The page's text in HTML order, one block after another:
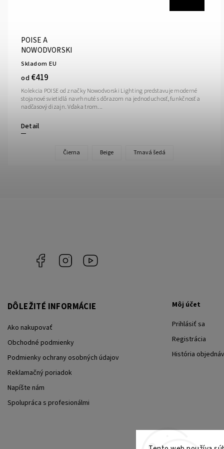
POISE A
NOWODVORSKI
Skladom EU
od €419
Detail
Kolekcia POISE od značky Nowodvorski Lighting predstavuje moderné
stojanové svietidlá navrhnuté s dôrazom na jednoduchosť, funkčnosť a
nadčasový dizajn. Vďaka trom...
Čierna Beige Tmavá šedá
Facebook Instagram
DÔLEŽITÉ INFORMÁCIE
Ako nakupovať
Obchodné podmienky
Podmienky ochrany osobných údajov
Reklamačný poriadok
Napíšte nám
Spolupráca s profesionálmi
Môj účet
Prihlásiť sa
Registrácia
História